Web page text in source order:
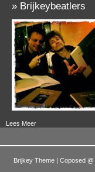
» Brijkeybeatlers
Lees Meer
Brijkey Theme | Coposed @